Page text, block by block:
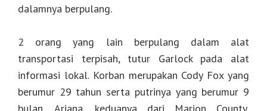
dalamnya berpulang.
2 orang yang lain berpulang dalam alat
transportasi terpisah, tutur Garlock pada alat
informasi lokal. Korban merupakan Cody Fox yang
berumur 29 tahun serta putrinya yang berumur 9